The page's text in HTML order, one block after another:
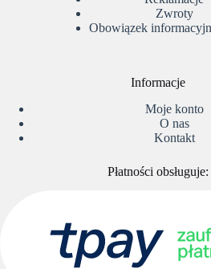
Zwroty
Obowiązek
Informacje
Moje konto
O nas
Kontakt
Płatności obsługuje: